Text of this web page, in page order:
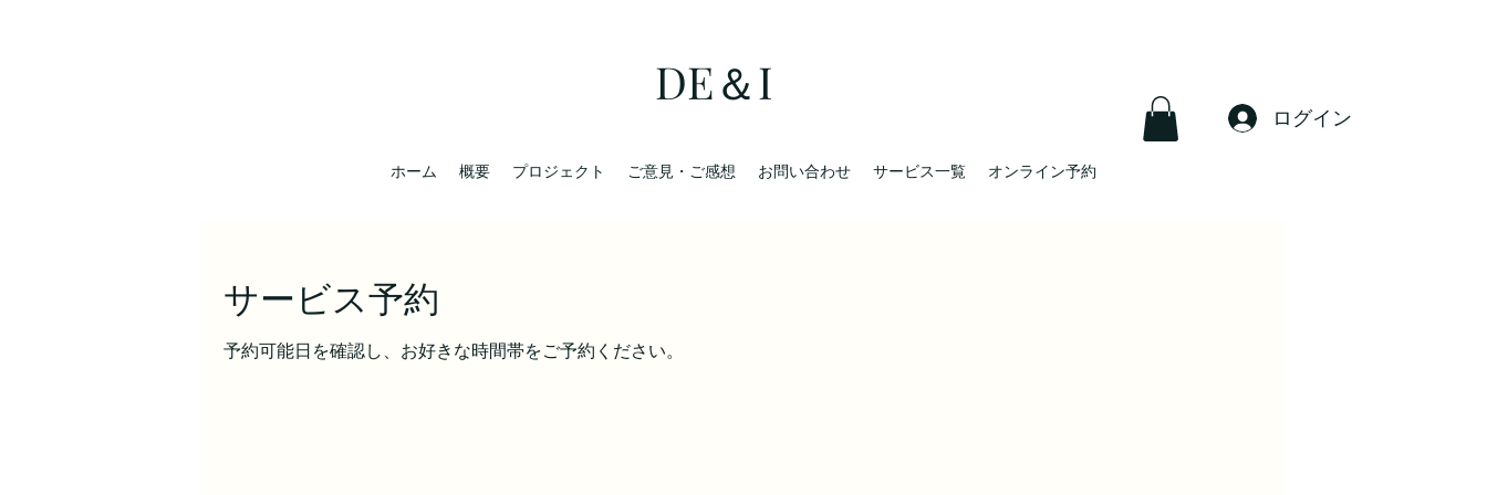
DE＆I
ホーム 概要 プロジェクト ご意見・ご感想 お問い合わせ サービス一覧 オンライン予約
ログイン
サービス予約
予約可能日を確認し、お好きな時間帯をご予約ください。